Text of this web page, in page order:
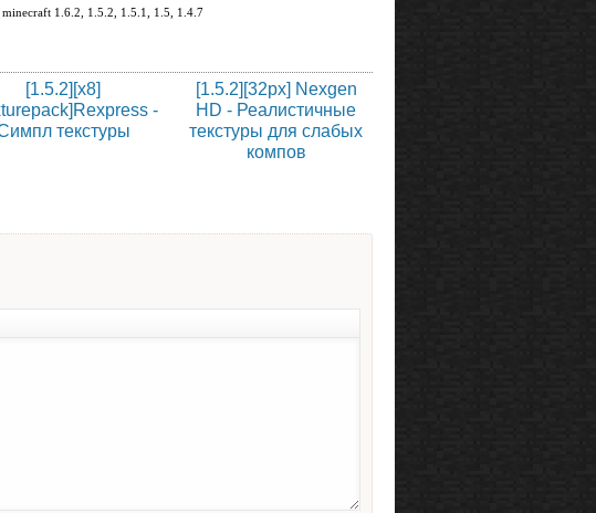
minecraft 1.6.2, 1.5.2, 1.5.1, 1.5, 1.4.7
[1.5.2][x8]
-
текстуры
[1.5.2][32px] Nexgen
HD - Реалистичные
текстуры для слабых
компов